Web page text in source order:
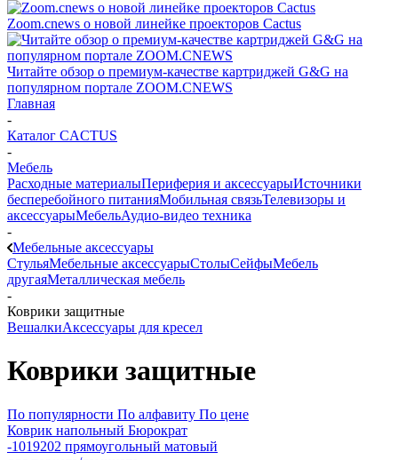
Zoom.cnews о новой линейке проекторов Cactus
Читайте обзор о премиум-качестве картриджей G&G на
популярном портале ZOOM.CNEWS
Главная
-
Каталог CACTUS
-
Мебель
Расходные материалыПериферия и аксессуарыИсточники
бесперебойного питанияМобильная связьТелевизоры и
аксессуарыМебельАудио-видео техника
-
Мебельные аксессуары
СтульяМебельные аксессуарыСтолыСейфыМебель
другаяМеталлическая мебель
-
Коврики защитные
ВешалкиАксессуары для кресел
Коврики защитные
По популярности По алфавиту По цене
Коврик напольный Бюрократ
-1019202 прямоугольный матовый